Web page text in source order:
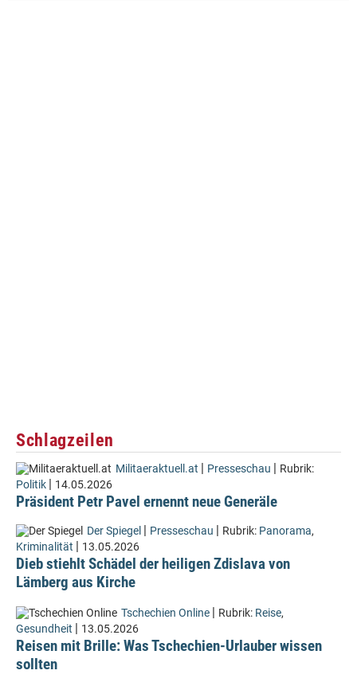
Schlagzeilen
Militaeraktuell.at | Presseschau | Rubrik:
Politik | 14.05.2026
Präsident Petr Pavel ernennt neue Generäle
Der Spiegel | Presseschau | Rubrik: Panorama,
Kriminalität | 13.05.2026
Dieb stiehlt Schädel der heiligen Zdislava von
Lämberg aus Kirche
Tschechien Online | Rubrik: Reise,
Gesundheit | 13.05.2026
Reisen mit Brille: Was Tschechien-Urlauber wissen
sollten